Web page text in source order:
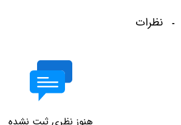
نظرات
هنوز نظری ثبت نشده